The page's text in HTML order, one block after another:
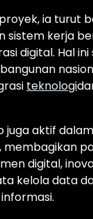
ia turut
sistem kerja
digital. Hal ini
teknologi
juga aktif
membagikan
digital,
kelola data